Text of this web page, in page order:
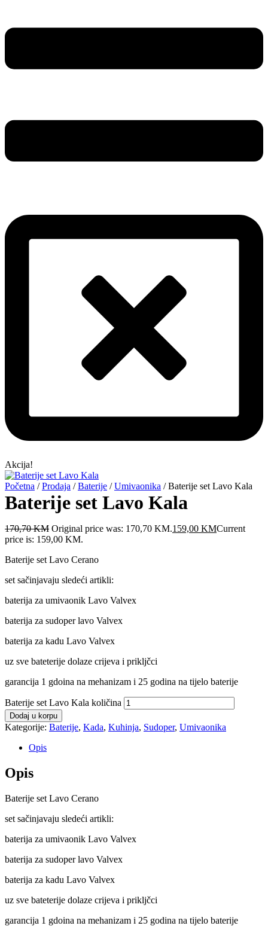
Akcija!
Početna /Prodaja /Baterije /Umivaonika / Baterije set Lavo Kala
Baterije set Lavo Kala
170,70KM Original price was: 170,70 KM.159,00 KMCurrent
price is: 159,00 KM.
Baterije set Lavo Cerano
set sačinjavaju sledeći artikli:
baterija za umivaonik Lavo Valvex
baterija za sudoper lavo Valvex
baterija za kadu Lavo Valvex
uz sve bateterije dolaze crijeva i prikljčci
garancija 1 gdoina na mehanizam i 25 godina na tijelo baterije
Baterije set Lavo Kala količina
Dodaj u korpu
Kategorije: Baterije, Kada, Kuhinja, Sudoper, Umivaonika
Opis
Opis
Baterije set Lavo Cerano
set sačinjavaju sledeći artikli:
baterija za umivaonik Lavo Valvex
baterija za sudoper lavo Valvex
baterija za kadu Lavo Valvex
uz sve bateterije dolaze crijeva i prikljčci
garancija 1 gdoina na mehanizam i 25 godina na tijelo baterije